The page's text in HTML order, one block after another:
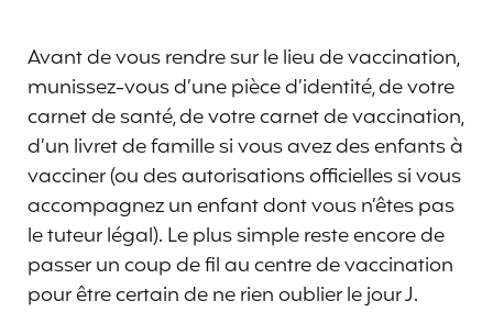
Avant de vous rendre sur le lieu de vaccination,
munissez-vous d’une pièce d’identité, de votre
carnet de santé, de votre carnet de vaccination,
d’un livret de famille si vous avez des enfants à
vacciner (ou des autorisations officielles si vous
accompagnez un enfant dont vous n’êtes pas
le tuteur légal). Le plus simple reste encore de
passer un coup de fil au centre de vaccination
pour être certain de ne rien oublier le jour J.